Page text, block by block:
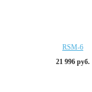
RSM-6
21 996 руб.